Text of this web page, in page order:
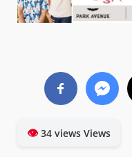
👁34 views Views